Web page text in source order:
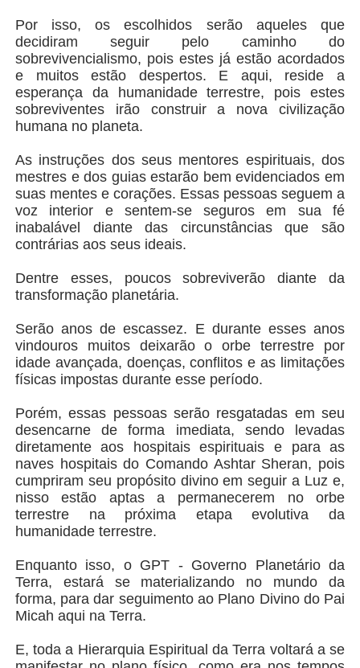
Por isso, os escolhidos serão aqueles que
decidiram seguir pelo caminho do
sobrevivencialismo, pois estes já estão acordados
e muitos estão despertos. E aqui, reside a
esperança da humanidade terrestre, pois estes
sobreviventes irão construir a nova civilização
humana no planeta.
As instruções dos seus mentores espirituais, dos
mestres e dos guias estarão bem evidenciados em
suas mentes e corações. Essas pessoas seguem a
voz interior e sentem-se seguros em sua fé
inabalável diante das circunstâncias que são
contrárias aos seus ideais.
Dentre esses, poucos sobreviverão diante da
transformação planetária.
Serão anos de escassez. E durante esses anos
vindouros muitos deixarão o orbe terrestre por
idade avançada, doenças, conflitos e as limitações
físicas impostas durante esse período.
Porém, essas pessoas serão resgatadas em seu
desencarne de forma imediata, sendo levadas
diretamente aos hospitais espirituais e para as
naves hospitais do Comando Ashtar Sheran, pois
cumpriram seu propósito divino em seguir a Luz e,
nisso estão aptas a permanecerem no orbe
terrestre na próxima etapa evolutiva da
humanidade terrestre.
Enquanto isso, o GPT - Governo Planetário da
Terra, estará se materializando no mundo da
forma, para dar seguimento ao Plano Divino do Pai
Micah aqui na Terra.
E, toda a Hierarquia Espiritual da Terra voltará a se